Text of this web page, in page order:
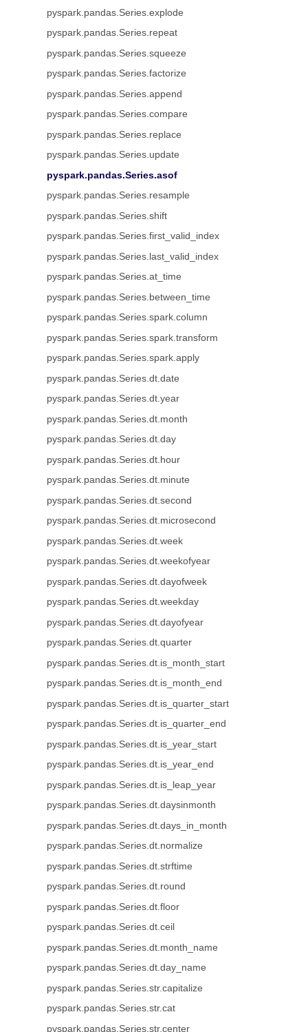
pyspark.pandas.Series.explode
pyspark.pandas.Series.repeat
pyspark.pandas.Series.squeeze
pyspark.pandas.Series.factorize
pyspark.pandas.Series.append
pyspark.pandas.Series.compare
pyspark.pandas.Series.replace
pyspark.pandas.Series.update
pyspark.pandas.Series.asof
pyspark.pandas.Series.resample
pyspark.pandas.Series.shift
pyspark.pandas.Series.first_valid_index
pyspark.pandas.Series.last_valid_index
pyspark.pandas.Series.at_time
pyspark.pandas.Series.between_time
pyspark.pandas.Series.spark.column
pyspark.pandas.Series.spark.transform
pyspark.pandas.Series.spark.apply
pyspark.pandas.Series.dt.date
pyspark.pandas.Series.dt.year
pyspark.pandas.Series.dt.month
pyspark.pandas.Series.dt.day
pyspark.pandas.Series.dt.hour
pyspark.pandas.Series.dt.minute
pyspark.pandas.Series.dt.second
pyspark.pandas.Series.dt.microsecond
pyspark.pandas.Series.dt.week
pyspark.pandas.Series.dt.weekofyear
pyspark.pandas.Series.dt.dayofweek
pyspark.pandas.Series.dt.weekday
pyspark.pandas.Series.dt.dayofyear
pyspark.pandas.Series.dt.quarter
pyspark.pandas.Series.dt.is_month_start
pyspark.pandas.Series.dt.is_month_end
pyspark.pandas.Series.dt.is_quarter_start
pyspark.pandas.Series.dt.is_quarter_end
pyspark.pandas.Series.dt.is_year_start
pyspark.pandas.Series.dt.is_year_end
pyspark.pandas.Series.dt.is_leap_year
pyspark.pandas.Series.dt.daysinmonth
pyspark.pandas.Series.dt.days_in_month
pyspark.pandas.Series.dt.normalize
pyspark.pandas.Series.dt.strftime
pyspark.pandas.Series.dt.round
pyspark.pandas.Series.dt.floor
pyspark.pandas.Series.dt.ceil
pyspark.pandas.Series.dt.month_name
pyspark.pandas.Series.dt.day_name
pyspark.pandas.Series.str.capitalize
pyspark.pandas.Series.str.cat
pyspark.pandas.Series.str.center